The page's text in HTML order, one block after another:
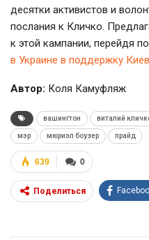
десятки активистов и
послания к Кличко.
к этой кампании, перейдя
в Украине в поддержку
Автор: Коля Камуфляж
вашингтон виталий
мэр мюриэл боузер прайд
0
639
Поделиться